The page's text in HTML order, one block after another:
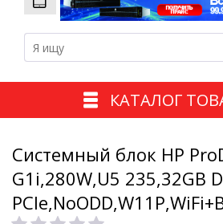
КАТАЛОГ
Системный блок HP
G1i,280W,U5 235,32GB